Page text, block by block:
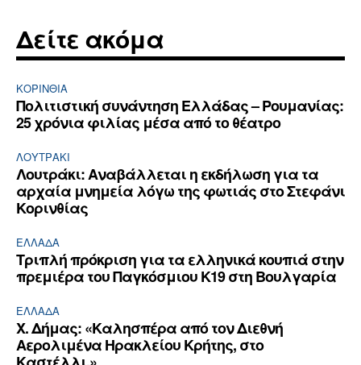
Δείτε ακόμα
ΚΟΡΙΝΘΊΑ
Πολιτιστική συνάντηση Ελλάδας – Ρουμανίας:
25 χρόνια φιλίας μέσα από το θέατρο
ΛΟΥΤΡΆΚΙ
Λουτράκι: Αναβάλλεται η εκδήλωση για τα
αρχαία μνημεία λόγω της φωτιάς στο Στεφάνι
Κορινθίας
ΕΛΛΆΔΑ
Τριπλή πρόκριση για τα ελληνικά κουπιά στην
πρεμιέρα του Παγκόσμιου Κ19 στη Βουλγαρία
ΕΛΛΆΔΑ
Χ. Δήμας: «Καλησπέρα από τον Διεθνή
Αερολιμένα Ηρακλείου Κρήτης, στο